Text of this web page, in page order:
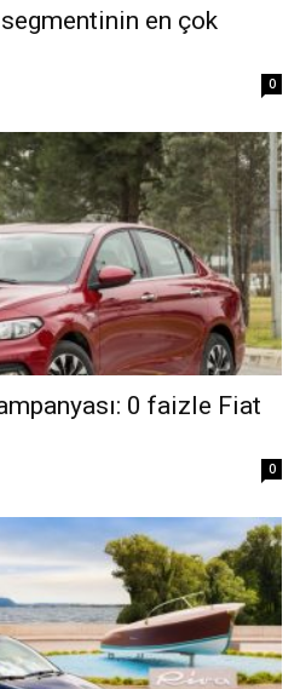
segmentinin en çok
0
0 faizle Fiat
0